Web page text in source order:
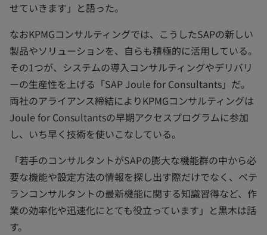
せていきます」と語った。
なおKPMGコンサルティングでは、こうしたSAPの新しい
製品やソリューションを、自らも積極的に活用している。
その1つが、システムの導入コンサルティングやデリバリ
ーの生産性を上げる「SAP Joule for Consultants」だ。
両社のアライアンス締結によりKPMGコンサルティングは
Joule for Consultantsの早期アクセスプログラムに参加
し、いち早く技術を使いこなしている。
「若手のコンサルタントがSAPの膨大な機能群の中から必
要な機能や設定方法の情報を探し出す際だけでなく、ベテ
ランコンサルタントの最新機能に関する知識習得など、作
業の効率化や迅速化にとても役立っています」と黒木は話
す。